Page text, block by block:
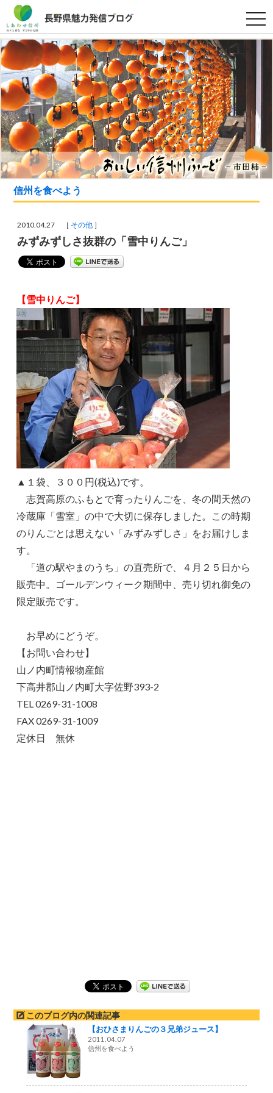
t
o
g
a
o
n
信州を食べよう
2010.04.27 ［ その他 ］
みずみずしさ抜群の「雪中りんご」
【雪中りんご】
▲１袋、３００円(税込)です。
志賀高原のふもとで育ったりんごを、冬の間天然の
冷蔵庫「雪室」の中で大切に保存しました。この時期
のりんごとは思えない「みずみずしさ」をお届けしま
す。
「道の駅やまのうち」の直売所で、４月２５日から
販売中。ゴールデンウィーク期間中、売り切れ御免の
限定販売です。
お早めにどうぞ。
【お問い合わせ】
山ノ内町情報物産館
下高井郡山ノ内町大字佐野393-2
TEL 0269-31-1008
FAX 0269-31-1009
定休日 無休
このブログ内の関連記事
【おひさまりんごの３兄弟ジュース】
2011.04.07
信州を食べよう